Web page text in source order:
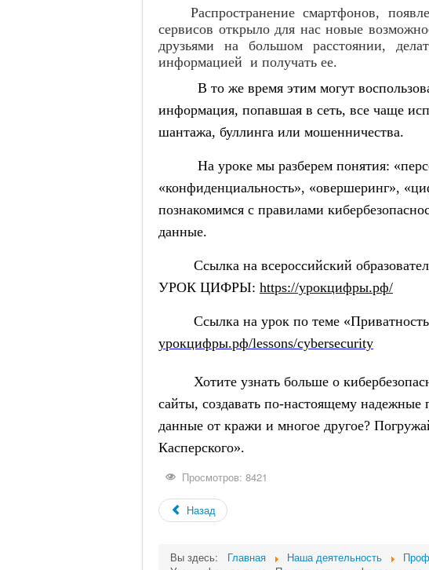
Распространение смартфонов,
сервисов открыло для нас новые
друзьями на большом расстоянии,
информацией и получать ее.
В то же время этим могут
информация, попавшая в сеть, все чаще
шантажа, буллинга или мошенничества.
На уроке мы разберем понятия:
«конфиденциальность», «овершеринг»,
познакомимся с правилами
данные.
Ссылка на всероссийский
УРОК ЦИФРЫ: https://урокцифры.рф/
Ссылка на урок по теме «Приватность
урокцифры.рф/lessons/cybersecurity
Хотите узнать больше о
сайты, создавать по-настоящему надежные
данные от кражи и многое другое?
Касперского».
Просмотров: 8421
Назад
Вы здесь: Главная Наша деятельность